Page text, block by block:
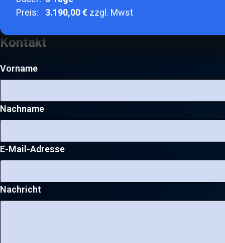
Preis:
3.190,00 € zzgl. Mwst
Kontakt
Vorname
Nachname
E-Mail-Adresse
Nachricht